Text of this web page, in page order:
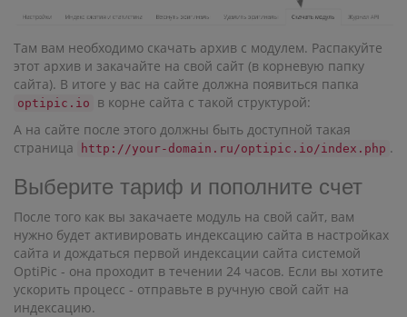
Там вам необходимо скачать архив с модулем. Распакуйте
этот архив и закачайте на свой сайт (в корневую папку
сайта). В итоге у вас на сайте должна появиться папка
optipic.io
в корне сайта с такой структурой:
А на сайте после этого должны быть доступной такая
страница
http://your-domain.ru/optipic.io/index.php .
Выберите тариф и пополните счет
После того как вы закачаете модуль на свой сайт, вам
нужно будет активировать индексацию сайта в настройках
сайта и дождаться первой индексации сайта системой
OptiPic - она проходит в течении 24 часов. Если вы хотите
ускорить процесс - отправьте в ручную свой сайт на
индексацию.